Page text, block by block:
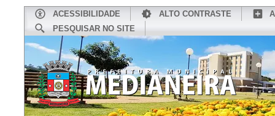
ACESSIBILIDADE ALTO CONTRASTE
PESQUISAR NO SITE